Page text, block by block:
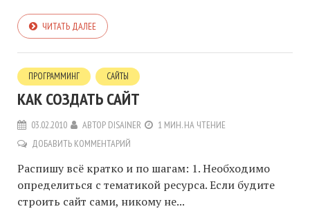
ЧИТАТЬ ДАЛЕЕ
ПРОГРАММИНГ САЙТЫ
КАК СОЗДАТЬ САЙТ
03.02.2010 АВТОР DISAINER
1 МИН. НА ЧТЕНИЕ
ДОБАВИТЬ КОММЕНТАРИЙ
Распишу всё кратко и по шагам: 1. Необходимо
определиться с тематикой ресурса. Если будите
строить сайт сами, никому не...